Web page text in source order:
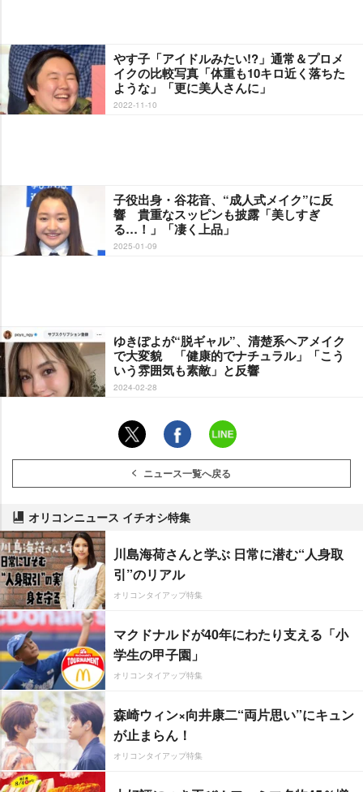
す子「アイドルみたい!?」通常＆プロメ
イクの比較写真「体重も10キロ近く落ちた
ような」「更に美人さんに」
2022-11-10
子役出身・谷花音、“成人式メイク”に反
響 貴重なスッピンも披露「美しすぎ
る…！」「凄く上品」
2025-01-09
ゆきぽよが“脱ギャル”、清楚系ヘアメイク
で大変貌 「健康的でナチュラル」「こう
いう雰囲気も素敵」と反響
2024-02-28
ニュース一覧へ戻る
オリコンニュース イチオシ特集
川島海荷さんと学ぶ 日常に潜む“人身取
引”のリアル
オリコンタイアップ特集
マクドナルドが40年にわたり支える「小
学生の甲子園」
オリコンタイアップ特集
森崎ウィン×向井康二“両片思い”にキュン
が止まらん！
オリコンタイアップ特集